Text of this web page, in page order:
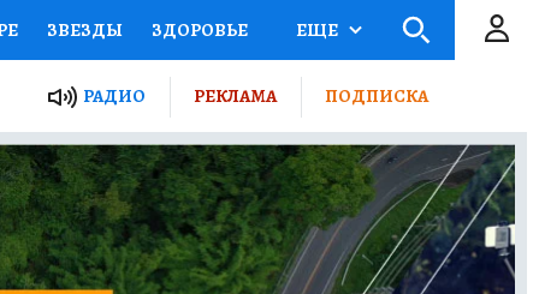
ЗВЕЗДЫ ЗДОРОВЬЕ
ПРОЕКТЫ РОССИИ
ПУТЕВОДИТЕЛЬ
ТУРИЗМ
ВСЕ О КП РАДИО КП
ЕЩЕ
РАДИО РЕКЛАМА ПОДПИСКА